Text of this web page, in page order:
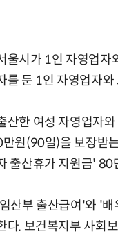
울시가 1인 자영업자
를 둔 1인 자영업자
산한 여성 자영업자
원(90일)을 보장받
출산휴가 지원금' 80
산부 출산급여'와 '
다. 보건복지부 사회